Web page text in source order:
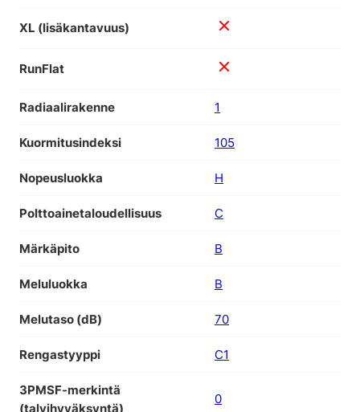
XL (lisäkantavuus)
RunFlat
Radiaalirakenne 1
Kuormitusindeksi 105
Nopeusluokka H
Polttoainetaloudellisuus C
Märkäpito B
Meluluokka B
Melutaso (dB) 70
Rengastyyppi C1
3PMSF-merkintä
(talvihyväksyntä)
0